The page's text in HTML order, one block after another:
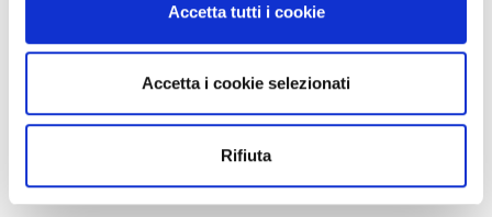
dalla Dichiarazione sui cookie.
Utilizziamo i cookie per personalizzare contenuti ed
analizzare il nostro traffico. Condividiamo inoltre
informazioni sul modo in cui utilizzi il nostro sito con i
nostri partner che si occupano di analisi dei dati web,
pubblicità e social media, i quali potrebbero combinarle
Accetta tutti i cookie
Accetta i cookie selezionati
Rifiuta
们的客户，知道他们面对的挑战。所以我们提
供有效的解决方案帮助他们解决问题。